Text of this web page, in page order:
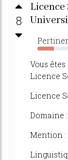
8
Licence
48%
Vous êtes
Licence
Licence
Domaine
Mention :